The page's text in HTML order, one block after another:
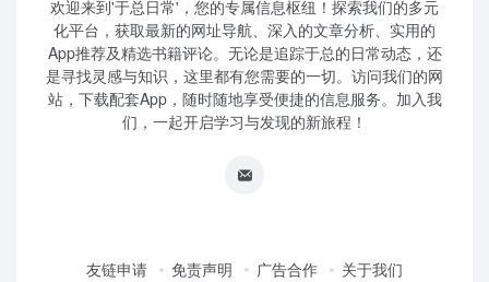
欢迎来到'于总日常'，您的专属信息枢纽！探索我们的多元
化平台，获取最新的网址导航、深入的文章分析、实用的
App推荐及精选书籍评论。无论是追踪于总的日常动态，还
是寻找灵感与知识，这里都有您需要的一切。访问我们的网
站，下载配套App，随时随地享受便捷的信息服务。加入我
们，一起开启学习与发现的新旅程！
友链申请 免责声明 广告合作 关于我们